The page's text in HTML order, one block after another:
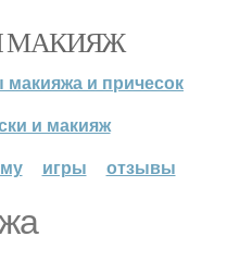
МАКИЯЖ
и причесок
и макияж
игры отзывы